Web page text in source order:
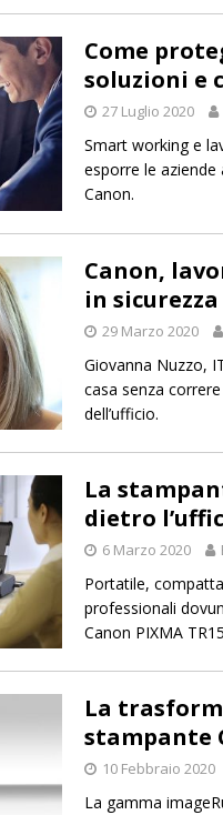
Come
soluzioni e
27 Luglio 2020
Smart working e
esporre le aziende
Canon.
Canon,
in sicurezza
29 Marzo 2020
Giovanna Nuzzo,
casa senza
dell’ufficio.
La
dietro
6 Marzo 2020
Portatile,
professionali
Canon PIXMA
La
stampante
10 Febbraio 2020
La gamma